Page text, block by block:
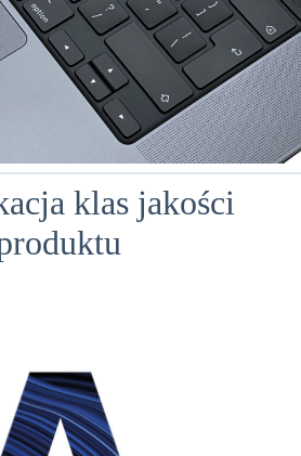
klas jakości